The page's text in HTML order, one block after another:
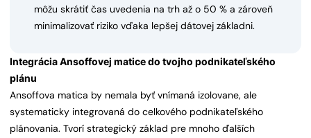
môžu skrátiť čas uvedenia na trh až o 50 % a zároveň
minimalizovať riziko vďaka lepšej dátovej základni.
Integrácia Ansoffovej matice do tvojho podnikateľského
plánu
Ansoffova matica by nemala byť vnímaná izolovane, ale
systematicky integrovaná do celkového podnikateľského
plánovania. Tvorí strategický základ pre mnoho ďalších